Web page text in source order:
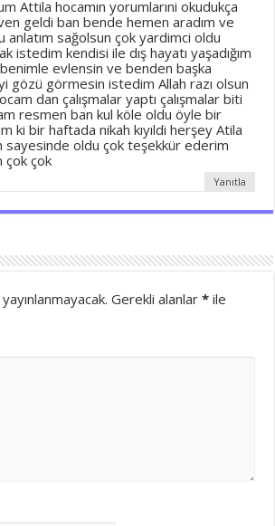
Attila hocamın yorumlarıni okudukça
geldi ban bende hemen aradım ve
anlatım sağolsun çok yardimci oldu
istedim kendisi ile dış hayatı yaşadığım
evlensin ve benden başka
gözü görmesin istedim Allah razı olsun
dan çalışmalar yaptı çalışmalar biti
resmen ban kul köle oldu öyle bir
ki bir haftada nikah kıyıldi herşey Atila
sayesinde oldu çok teşekkür ederim
çok çok
Yanıtla
Gerekli alanlar* ile